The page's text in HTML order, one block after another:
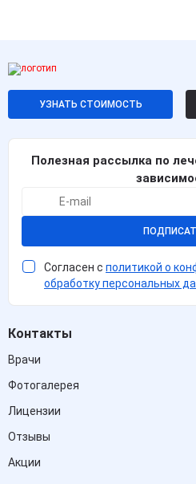
УЗНАТЬ СТОИМОСТЬ
Полезная рассылка по
Согласен с политикой о
обработку персональных
Контакты
Врачи
Фотогалерея
Лицензии
Отзывы
Акции